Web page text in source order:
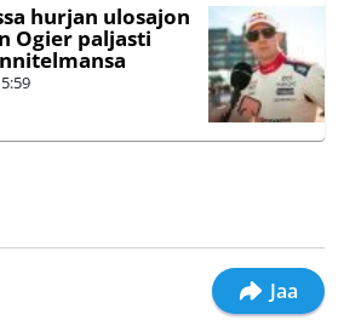
hurjan ulosajon
Ogier paljasti
Jaa